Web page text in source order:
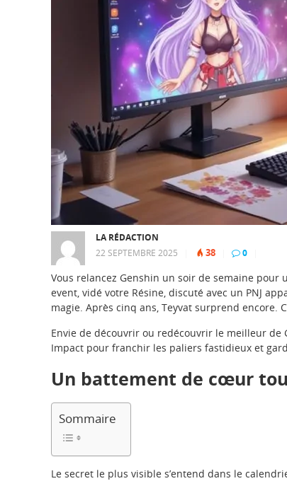
LA RÉDACTION
22 SEPTEMBRE 2025
38 0
Vous relancez Genshin un soir de semaine
event, vidé votre Résine, discuté avec un PNJ
magie. Après cinq ans, Teyvat surprend encore.
Envie de découvrir ou redécouvrir le meilleur
Impact pour franchir les paliers fastidieux et
Un battement de cœur
Sommaire
Le secret le plus visible s’entend dans le